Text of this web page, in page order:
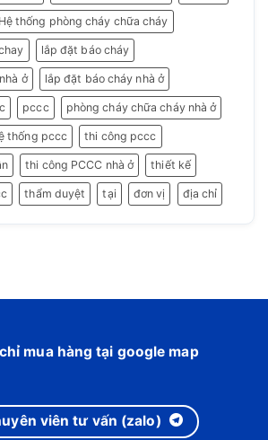
Hệ thống phòng cháy chữa cháy
lắp đặt báo cháy
ở lắp đặt báo cháy nhà ở
pccc phòng cháy chữa cháy nhà ở
thống pccc thi công pccc
thi công PCCC nhà ở thiết kế
thẩm duyệt tại đơn vị địa chỉ
mua hàng tại google map
viên tư vấn (zalo)